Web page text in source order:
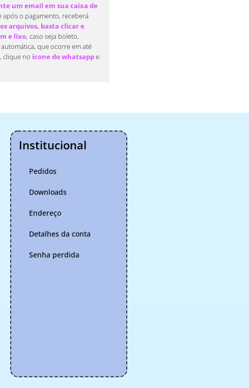
um email em sua caixa de
o pagamento, receberá
arquivos, basta clicar e
e lixo, caso seja boleto,
que ocorre em até
clique no ícone do whatsappe
Institucional
Pedidos
Downloads
Endereço
Detalhes da conta
Senha perdida